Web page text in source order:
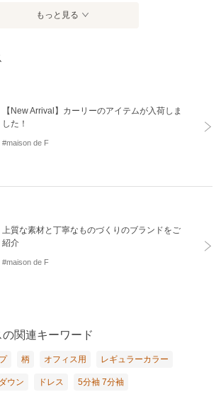
もっと見る
【New Arrival】カーリーのアイテムが入荷しま
した！
#maison de F
上質な素材と丁寧なものづくりのブランドをご
紹介
#maison de F
関連キーワード
柄 オフィス用 レギュラーカラー
ウン ドレス 5分袖 7分袖